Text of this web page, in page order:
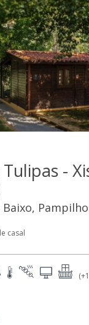
Tulipas -
Baixo,
casal